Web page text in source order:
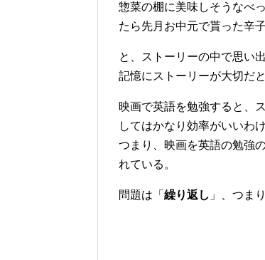
惣菜の棚に美味しそうなべ
たら先月お中元で貰った辛
と、ストーリーの中で思い
記憶にストーリーが大切だ
映画で英語を勉強すると、
してはかなり効率がいいわけ
つまり、映画を英語の勉強
れている。
問題は「 繰り返し 」、つま